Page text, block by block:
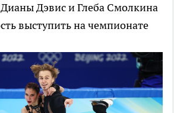
Дэвис и Глеба Смолкина
выступить на чемпионате